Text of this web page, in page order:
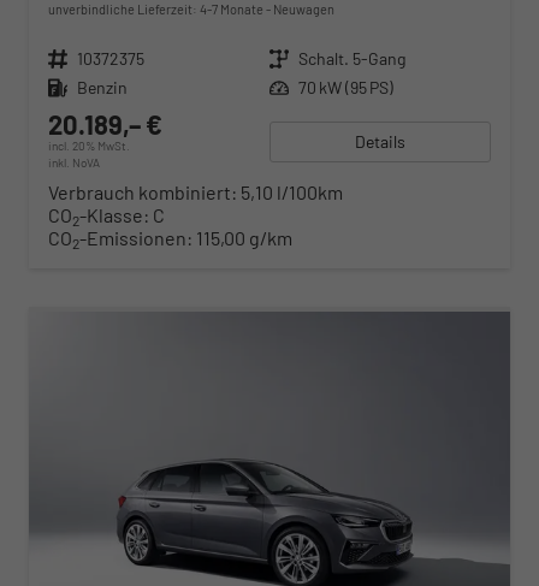
unverbindliche Lieferzeit: 4-7 Monate Neuwagen
Fahrzeugnr. 10372375 Getriebe Schalt. 5-Gang
Kraftstoff Benzin Leistung 70 kW (95 PS)
20.189,– €
incl. 20% MwSt.
inkl. NoVA
Details
Verbrauch kombiniert: 5,10 l/100km
CO2-Klasse: C
CO2-Emissionen: 115,00 g/km